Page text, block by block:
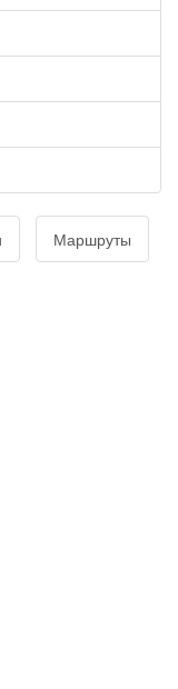
Маршруты